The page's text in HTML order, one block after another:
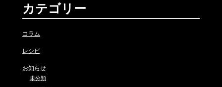
カテゴリー
コラム
レシピ
お知らせ
未分類